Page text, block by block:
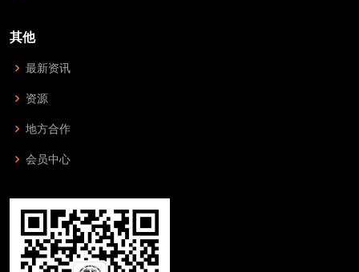
其他
最新资讯
资源
地方合作
会员中心